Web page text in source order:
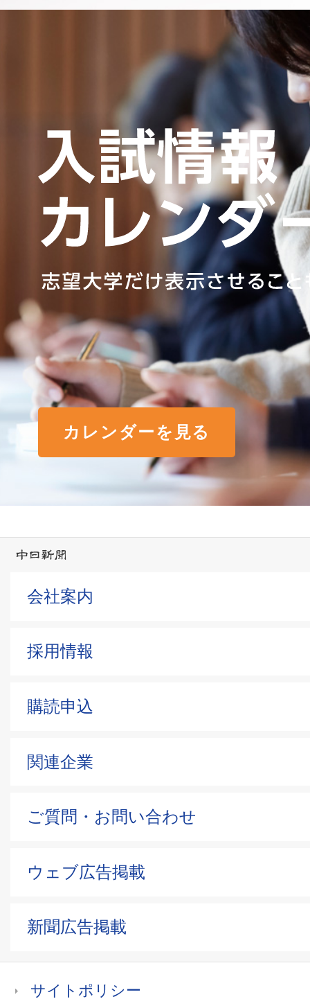
カレンダーを見る
会社案内
採用情報
購読申込
関連企業
ご質問・お問い合わせ
ウェブ広告掲載
新聞広告掲載
サイトポリシー